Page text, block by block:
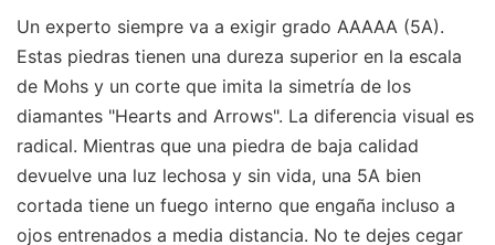
Un experto siempre va a exigir grado AAAAA (5A).
Estas piedras tienen una dureza superior en la escala
de Mohs y un corte que imita la simetría de los
diamantes "Hearts and Arrows". La diferencia visual es
radical. Mientras que una piedra de baja calidad
devuelve una luz lechosa y sin vida, una 5A bien
cortada tiene un fuego interno que engaña incluso a
ojos entrenados a media distancia. No te dejes cegar